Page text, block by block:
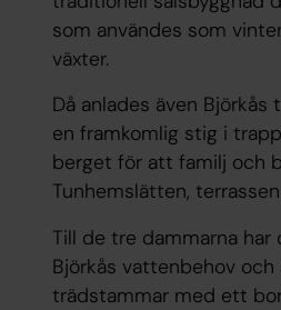
som användes som
växter.
Då anlades även
en framkomlig stig i
berget för att familj och
Tunhemslätten,
Till de tre dammarna
Björkås vattenbehov
trädstammar med ett